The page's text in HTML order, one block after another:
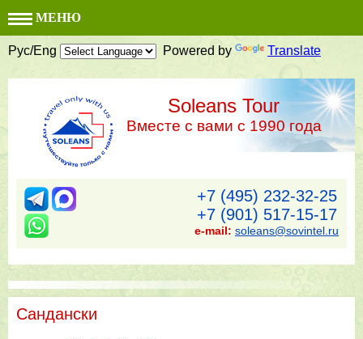
МЕНЮ
Рус/Eng Powered by Translate
Soleans Tour
Вместе с вами с 1990 года
+7 (495) 232-32-25
+7 (901) 517-15-17
e-mail: soleans@sovintel.ru
Сандански